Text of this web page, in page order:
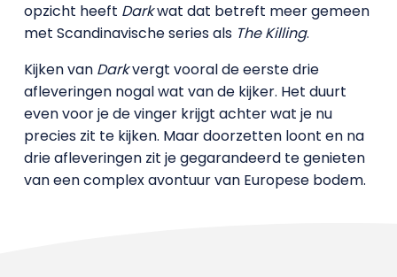
opzicht heeft Darkwat dat betreft meer gemeen
met Scandinavische series als The Killing.
Kijken van Darkvergt vooral de eerste drie
afleveringen nogal wat van de kijker. Het duurt
even voor je de vinger krijgt achter wat je nu
precies zit te kijken. Maar doorzetten loont en na
drie afleveringen zit je gegarandeerd te genieten
van een complex avontuur van Europese bodem.